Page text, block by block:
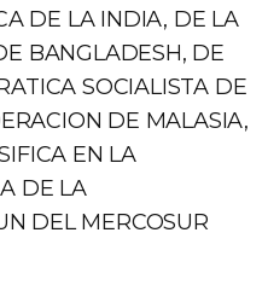
DE LA INDIA, DE LA
BANGLADESH, DE
SOCIALISTA DE
DE MALASIA,
EN LA
DE LA
DEL MERCOSUR